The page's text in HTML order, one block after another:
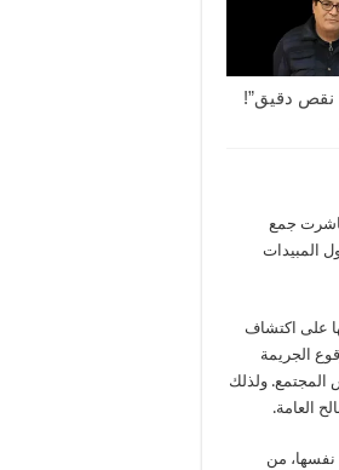
نقص دقيق”!
باشرت جمع
المبيدات
على اكتشاف
الجريمة
المجتمع. ولذلك
العامة.
نفسها، من